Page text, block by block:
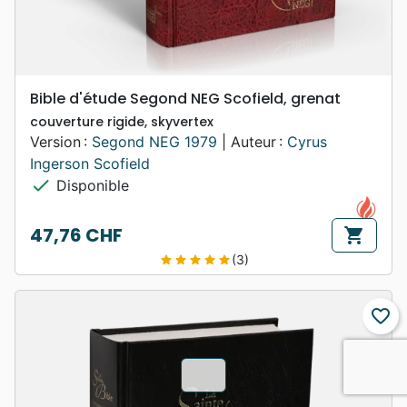
Bible d'étude Segond NEG Scofield, grenat
couverture rigide, skyvertex
Version : Segond NEG 1979 | Auteur : Cyrus
Ingerson Scofield
check Disponible
Prix
47,76 CHF shopping_cart
star star star star star(3)
favorite_border